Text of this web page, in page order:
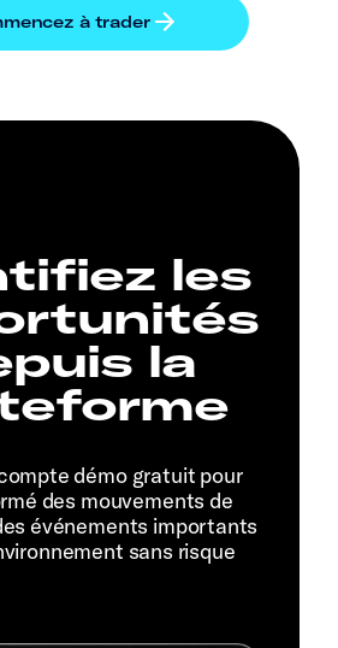
les
la
démo gratuit pour
des mouvements de
événements importants
sans risque